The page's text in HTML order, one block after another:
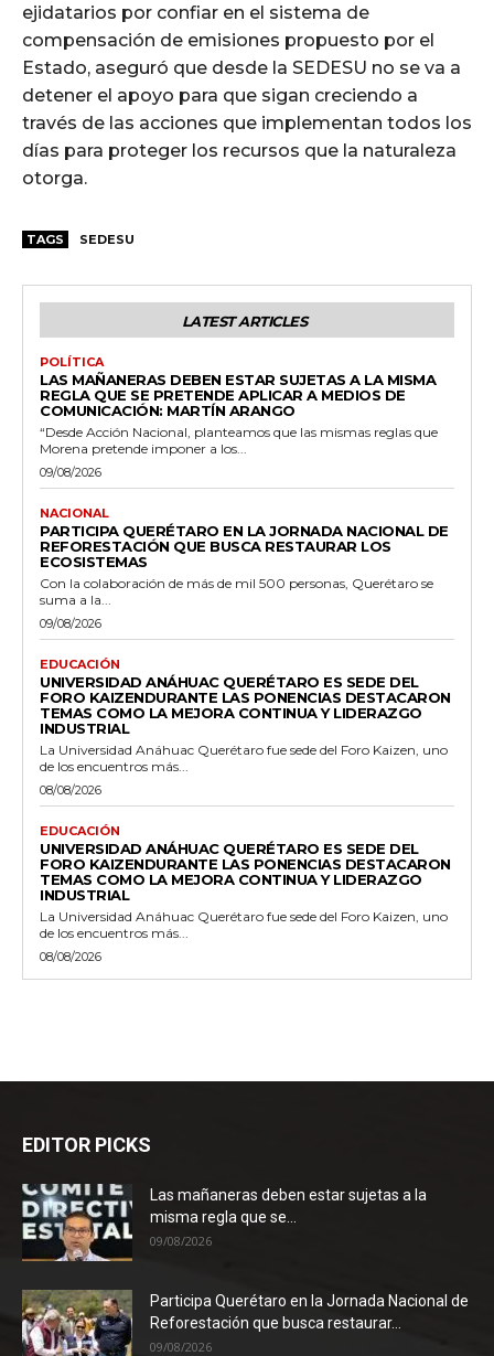
ejidatarios por confiar en el sistema de
compensación de emisiones propuesto por el
Estado, aseguró que desde la SEDESU no se va a
detener el apoyo para que sigan creciendo a
través de las acciones que implementan todos los
días para proteger los recursos que la naturaleza
otorga.
TAGS SEDESU
LATEST ARTICLES
POLÍTICA
LAS MAÑANERAS DEBEN ESTAR SUJETAS A LA MISMA
REGLA QUE SE PRETENDE APLICAR A MEDIOS DE
COMUNICACIÓN: MARTÍN ARANGO
“Desde Acción Nacional, planteamos que las mismas reglas que
Morena pretende imponer a los...
09/08/2026
NACIONAL
PARTICIPA QUERÉTARO EN LA JORNADA NACIONAL DE
REFORESTACIÓN QUE BUSCA RESTAURAR LOS
ECOSISTEMAS
Con la colaboración de más de mil 500 personas, Querétaro se
suma a la...
09/08/2026
EDUCACIÓN
UNIVERSIDAD ANÁHUAC QUERÉTARO ES SEDE DEL
FORO KAIZENDURANTE LAS PONENCIAS DESTACARON
TEMAS COMO LA MEJORA CONTINUA Y LIDERAZGO
INDUSTRIAL
La Universidad Anáhuac Querétaro fue sede del Foro Kaizen, uno
de los encuentros más...
08/08/2026
EDUCACIÓN
UNIVERSIDAD ANÁHUAC QUERÉTARO ES SEDE DEL
FORO KAIZENDURANTE LAS PONENCIAS DESTACARON
TEMAS COMO LA MEJORA CONTINUA Y LIDERAZGO
INDUSTRIAL
La Universidad Anáhuac Querétaro fue sede del Foro Kaizen, uno
de los encuentros más...
08/08/2026
EDITOR PICKS
Las mañaneras deben estar sujetas a la
misma regla que se...
09/08/2026
Participa Querétaro en la Jornada Nacional de
Reforestación que busca restaurar...
09/08/2026